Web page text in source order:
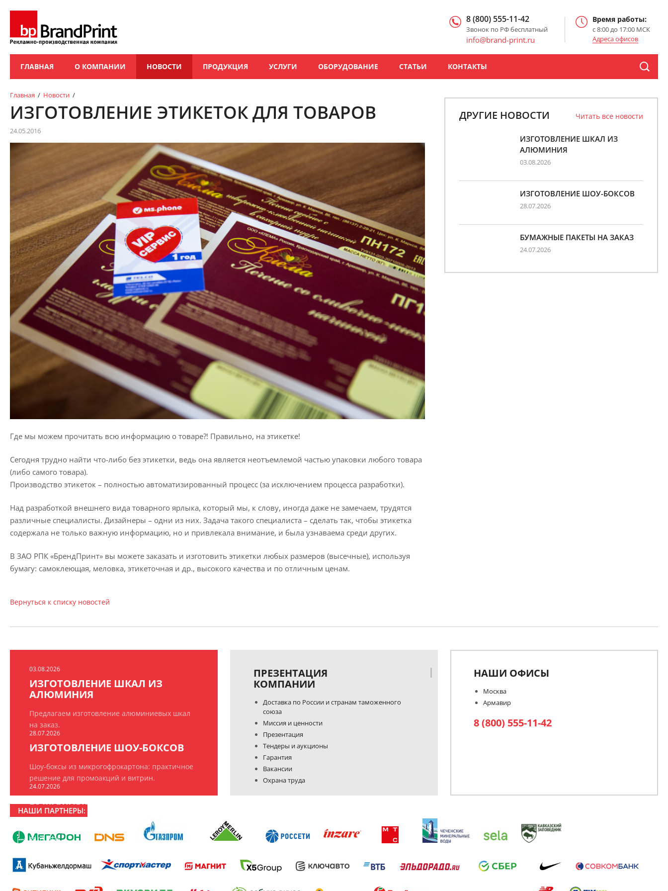
8 (800) 555-11-42
Звонок по РФ бесплатный
info@brand-print.ru
Время работы:
с 8:00 до 17:00 МСК
Адреса офисов
ГЛАВНАЯ О КОМПАНИИ НОВОСТИ ПРОДУКЦИЯ УСЛУГИ ОБОРУДОВАНИЕ СТАТЬИ КОНТАКТЫ
Главная / Новости /
ИЗГОТОВЛЕНИЕ ЭТИКЕТОК ДЛЯ ТОВАРОВ
24.05.2016
Где мы можем прочитать всю информацию о товаре?! Правильно, на этикетке!
Сегодня трудно найти что-либо без этикетки, ведь она является неотъемлемой частью упаковки любого товара
(либо самого товара).
Производство этикеток – полностью автоматизированный процесс (за исключением процесса разработки).
Над разработкой внешнего вида товарного ярлыка, который мы, к слову, иногда даже не замечаем, трудятся
различные специалисты. Дизайнеры – одни из них. Задача такого специалиста – сделать так, чтобы этикетка
содержала не только важную информацию, но и привлекала внимание, и была узнаваема среди других.
В ЗАО РПК «БрендПринт» вы можете заказать и изготовить этикетки любых размеров (высечные), используя
бумагу: самоклеющая, меловка, этикеточная и др., высокого качества и по отличным ценам.
Вернуться к списку новостей
ДРУГИЕ НОВОСТИ Читать все новости
ИЗГОТОВЛЕНИЕ ШКАЛ ИЗ
АЛЮМИНИЯ
03.08.2026
ИЗГОТОВЛЕНИЕ ШОУ-БОКСОВ
28.07.2026
БУМАЖНЫЕ ПАКЕТЫ НА ЗАКАЗ
24.07.2026
03.08.2026
ИЗГОТОВЛЕНИЕ ШКАЛ ИЗ
АЛЮМИНИЯ
Предлагаем изготовление алюминиевых шкал
на заказ.
28.07.2026
ИЗГОТОВЛЕНИЕ ШОУ-БОКСОВ
Шоу-боксы из микрогофрокартона: практичное
решение для промоакций и витрин.
24.07.2026
БУМАЖНЫЕ ПАКЕТЫ НА ЗАКАЗ
ООО «РПК «БрендПринт» изготавливает
эксклюзивные брендированные пакеты.
20.07.2026
16 лет создаём то, что замечают: рекламно-
производственная компания «БрендПринт»
ПРЕЗЕНТАЦИЯ
КОМПАНИИ
Доставка по России и странам таможенного
союза
Миссия и ценности
Презентация
Тендеры и аукционы
Гарантия
Вакансии
Охрана труда
НАШИ ОФИСЫ
Москва
Армавир
8 (800) 555-11-42
НАШИ ПАРТНЕРЫ: